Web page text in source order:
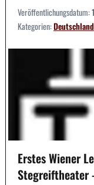
Veröffentlichungsdatum:
Kategorien:Deutschland
Erstes Wiener
Stegreiftheater